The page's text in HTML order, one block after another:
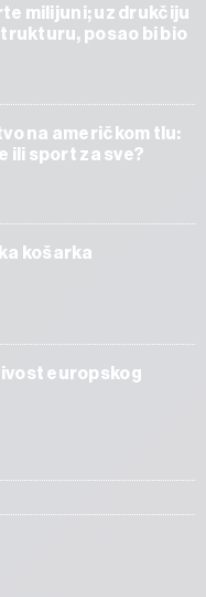
milijuni; uz drukčiju
posao bi bio
na američkom tlu:
ili sport za sve?
košarka
europskog